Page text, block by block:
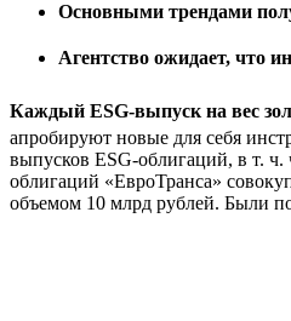
Основными трендами
Агентство ожидает, что
Каждый ESG-выпуск на вес
апробируют новые для себя
выпусков ESG-облигаций, в т.
облигаций «ЕвроТранса»
объемом 10 млрд рублей. Были